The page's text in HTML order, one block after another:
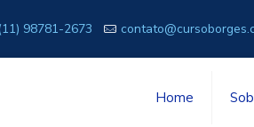
(11) 98781-2673
Home